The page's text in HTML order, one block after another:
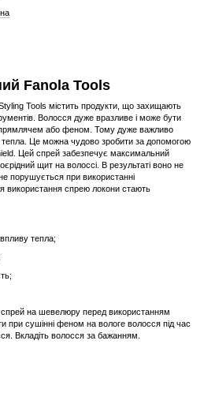
Fanola Tools
Tools містить продукти, що захищають
Волосся дуже вразливе і може бути
або феном. Тому дуже важливо
Це можна чудово зробити за допомогою
Цей спрей забезпечує максимальний
щит на волоссі. В результаті воно не
порушується при використанні
використання спрею локони стають
тепла;
спрей на шевелюру перед використанням
при сушінні феном на вологе волосся під час
Вкладіть волосся за бажанням.